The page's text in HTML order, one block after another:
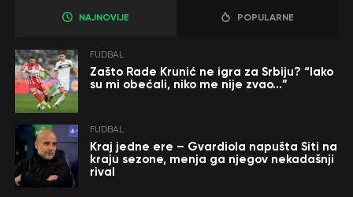
NAJNOVIJE POPULARNE
FUDBAL
Zašto Rade Krunić ne igra za Srbiju? “Iako
su mi obećali, niko me nije zvao…”
FUDBAL
Kraj jedne ere – Gvardiola napušta Siti na
kraju sezone, menja ga njegov nekadašnji
rival